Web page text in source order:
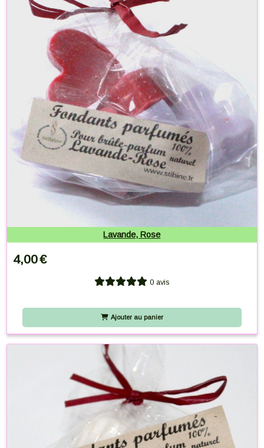
Lavande, Rose
4,00€
0 avis
Ajouter au panier